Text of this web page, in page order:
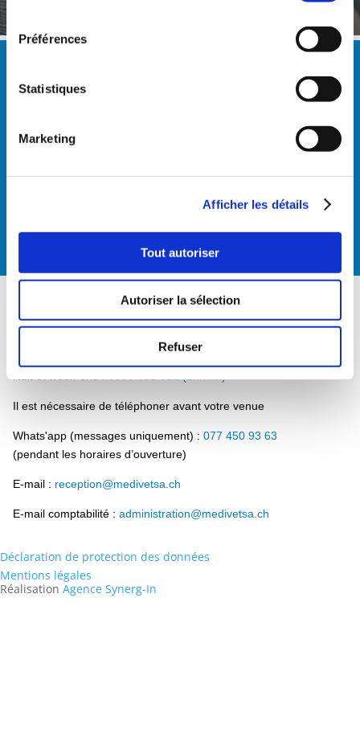
consentement
Préférences
Statistiques
Marketing
Afficher les détails
Tout autoriser
Autoriser la sélection
Refuser
Lun-Ven:8h30-12h30 et 13h30-18h00
numéro d'urgences 24h/24
Il est nécessaire de téléphoner avant votre venue
Whats'app (messages uniquement) : 077 450 93 63
(pendant les horaires d’ouverture)
E-mail : reception@medivetsa.ch
E-mail comptabilité : administration@medivetsa.ch
Déclaration de protection des données
Mentions légales
Réalisation Agence Synerg-In